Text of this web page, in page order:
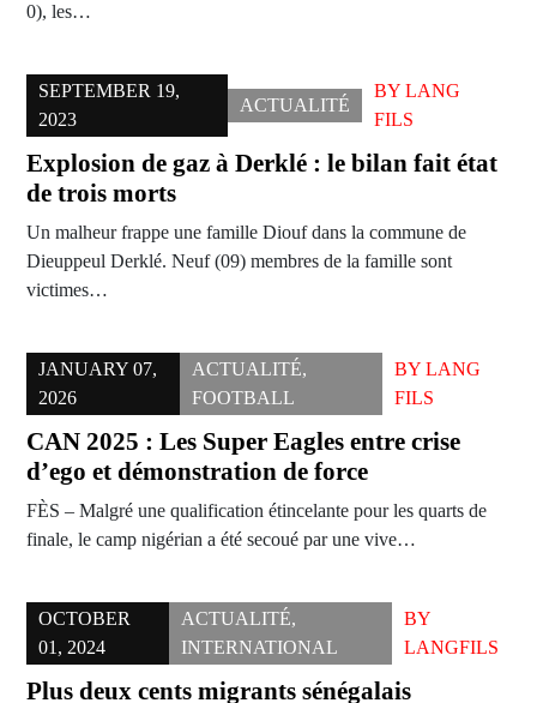
0), les…
SEPTEMBER 19,
2023
ACTUALITÉ
BY LANG
FILS
Explosion de gaz à Derklé : le bilan fait état
de trois morts
Un malheur frappe une famille Diouf dans la commune de
Dieuppeul Derklé. Neuf (09) membres de la famille sont
victimes…
JANUARY 07,
2026
ACTUALITÉ,
FOOTBALL
BY LANG
FILS
CAN 2025 : Les Super Eagles entre crise
d’ego et démonstration de force
FÈS – Malgré une qualification étincelante pour les quarts de
finale, le camp nigérian a été secoué par une vive…
OCTOBER
01, 2024
ACTUALITÉ,
INTERNATIONAL
BY
LANGFILS
Plus deux cents migrants sénégalais